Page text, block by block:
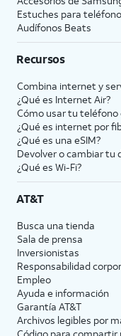
Estuches para
Audífonos Beats
Recursos
Combina internet y
¿Qué es Internet Air?
Cómo usar tu
¿Qué es internet por
¿Qué es una eSIM?
Devolver o cambiar tu
¿Qué es Wi-Fi?
AT&T
Busca una tienda
Sala de prensa
Inversionistas
Responsabilidad
Empleo
Ayuda e información
Garantía AT&T
Archivos legibles por
Código para compartir